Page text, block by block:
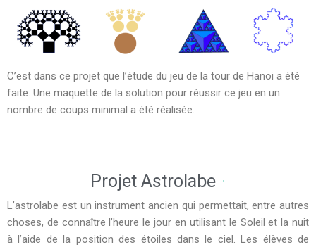
C’est dans ce projet que l’étude du jeu de la tour de Hanoi a été
faite. Une maquette de la solution pour réussir ce jeu en un
nombre de coups minimal a été réalisée.
Projet Astrolabe
L’astrolabe est un instrument ancien qui permettait, entre autres
choses, de connaître l’heure le jour en utilisant le Soleil et la nuit
à l’aide de la position des étoiles dans le ciel. Les élèves de